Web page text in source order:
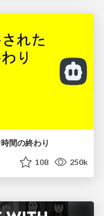
間の終わり
108 250k